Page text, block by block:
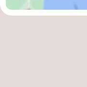
Wandern
-